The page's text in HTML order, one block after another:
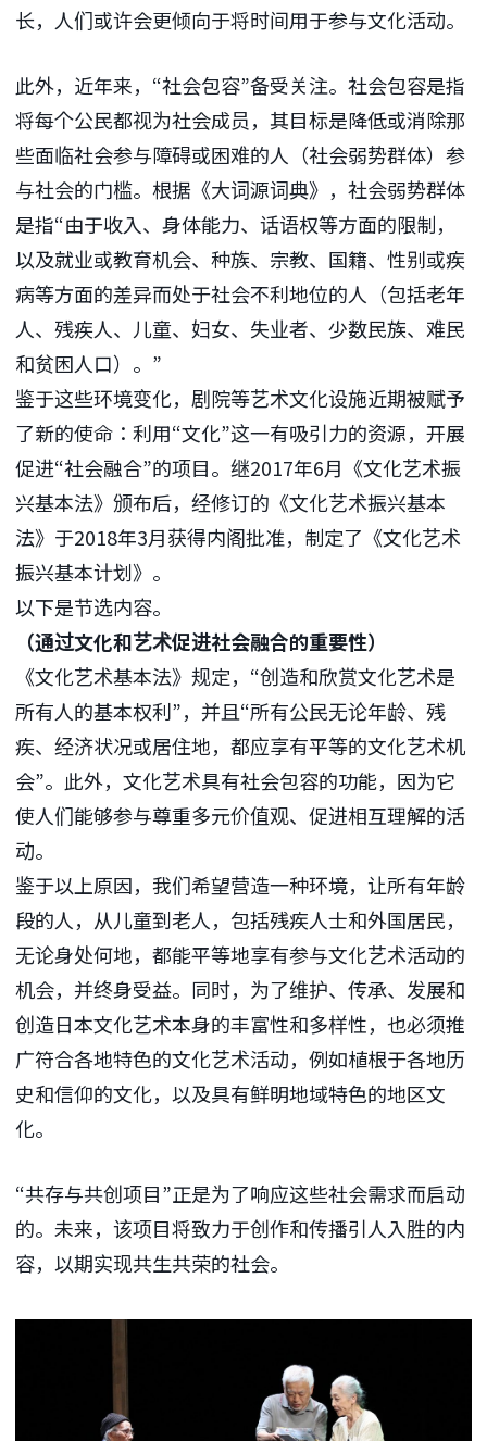
长，人们或许会更倾向于将时间用于参与文化活动。
此外，近年来，“社会包容”备受关注。社会包容是指
将每个公民都视为社会成员，其目标是降低或消除那
些面临社会参与障碍或困难的人（社会弱势群体）参
与社会的门槛。根据《大词源词典》，社会弱势群体
是指“由于收入、身体能力、话语权等方面的限制，
以及就业或教育机会、种族、宗教、国籍、性别或疾
病等方面的差异而处于社会不利地位的人（包括老年
人、残疾人、儿童、妇女、失业者、少数民族、难民
和贫困人口）。”
鉴于这些环境变化，剧院等艺术文化设施近期被赋予
了新的使命：利用“文化”这一有吸引力的资源，开展
促进“社会融合”的项目。继2017年6月《文化艺术振
兴基本法》颁布后，经修订的《文化艺术振兴基本
法》于2018年3月获得内阁批准，制定了《文化艺术
振兴基本计划》。
以下是节选内容。
（通过文化和艺术促进社会融合的重要性）
《文化艺术基本法》规定，“创造和欣赏文化艺术是
所有人的基本权利”，并且“所有公民无论年龄、残
疾、经济状况或居住地，都应享有平等的文化艺术机
会”。此外，文化艺术具有社会包容的功能，因为它
使人们能够参与尊重多元价值观、促进相互理解的活
动。
鉴于以上原因，我们希望营造一种环境，让所有年龄
段的人，从儿童到老人，包括残疾人士和外国居民，
无论身处何地，都能平等地享有参与文化艺术活动的
机会，并终身受益。同时，为了维护、传承、发展和
创造日本文化艺术本身的丰富性和多样性，也必须推
广符合各地特色的文化艺术活动，例如植根于各地历
史和信仰的文化，以及具有鲜明地域特色的地区文
化。
“共存与共创项目”正是为了响应这些社会需求而启动
的。未来，该项目将致力于创作和传播引人入胜的内
容，以期实现共生共荣的社会。